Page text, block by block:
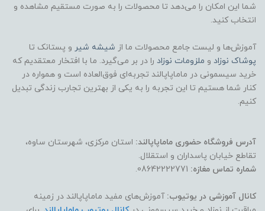
شما این امکان را می‌دهد تا محصولات را به صورت مستقیم مشاهده و
انتخاب کنید.
آموزش‌ها و لیست جامع محصولات ما از شیشه شیر و پستانک تا
پوشاک نوزاد و ملزومات نوزاد را در بر می‌گیرد. ما با افتخار معتقدیم که
خرید سیسمونی در ماماپاپالند تجربه‌ای فوق‌العاده است و همواره در
کنار شما هستیم تا این تجربه را به یکی از بهترین تجارب زندگی تبدیل
کنیم.
آدرس فروشگاه حضوری ماماپاپالند: استان مرکزی، شهرستان ساوه،
تقاطع خیابان پاسداران و استقلال.
شماره تماس مغازه:
کانال آموزشی در یوتیوب: آموزش‌های مفید ماماپاپالند در زمینه